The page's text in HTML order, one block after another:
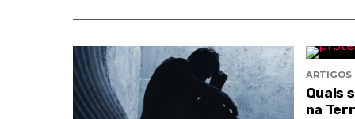
ARTIGOS
Quais
na